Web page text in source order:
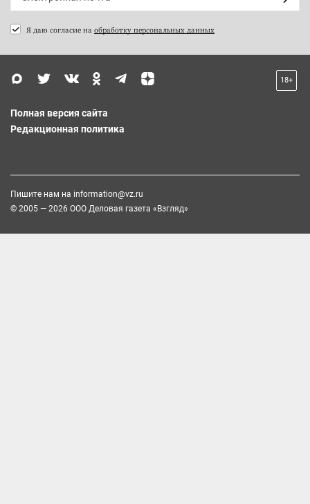
Я даю согласие на обработку персональных данных
18+
Полная версия сайта
Редакционная политика
Пишите нам на information@vz.ru
© 2005 — 2026 ООО Деловая газета «Взгляд»